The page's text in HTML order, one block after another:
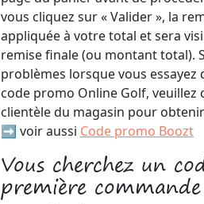
vous cliquez sur « Valider », la
appliquée à votre total et sera
remise finale (ou montant total).
problèmes lorsque vous
code promo Online Golf,
clientèle du magasin pour
➡️ voir aussi Code promo Boozt
Vous cherchez un
première